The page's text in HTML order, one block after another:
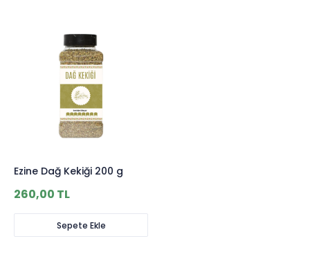
Ezine Dağ Kekiği 200 g
260,00 TL
Sepete Ekle